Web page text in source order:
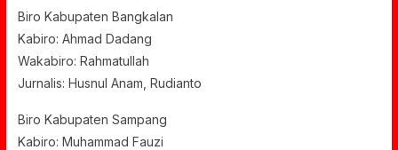
Biro Kabupaten Bangkalan
Kabiro: Ahmad Dadang
Wakabiro: Rahmatullah
Jurnalis: Husnul Anam, Rudianto
Biro Kabupaten Sampang
Kabiro: Muhammad Fauzi